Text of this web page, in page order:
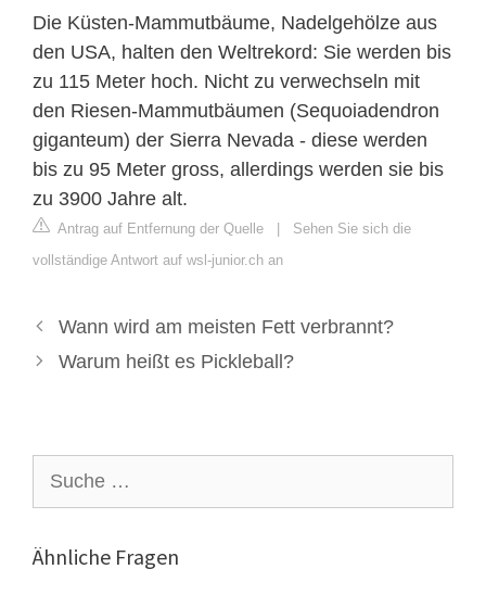
Die Küsten-Mammutbäume, Nadelgehölze aus
den USA, halten den Weltrekord: Sie werden bis
zu 115 Meter hoch. Nicht zu verwechseln mit
den Riesen-Mammutbäumen (Sequoiadendron
giganteum) der Sierra Nevada - diese werden
bis zu 95 Meter gross, allerdings werden sie bis
zu 3900 Jahre alt.
Antrag auf Entfernung der Quelle | Sehen Sie sich die
vollständige Antwort auf wsl-junior.ch an
Wann wird am meisten Fett verbrannt?
Warum heißt es Pickleball?
nach:
Ähnliche Fragen